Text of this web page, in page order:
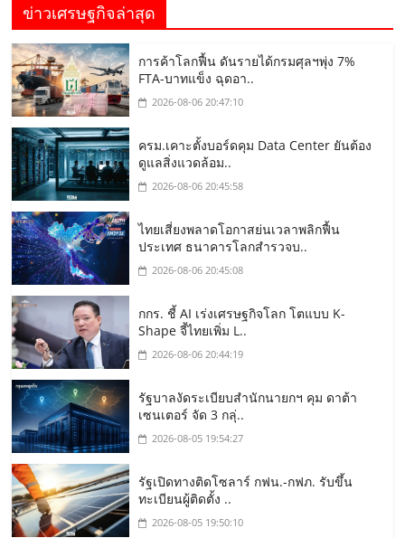
ข่าวเศรษฐกิจล่าสุด
การค้าโลกฟื้น ดันรายได้กรมศุลฯพุ่ง 7%
FTA-บาทแข็ง ฉุดอา..
2026-08-06 20:47:10
ครม.เคาะตั้งบอร์ดคุม Data Center ยันต้อง
ดูแลสิ่งแวดล้อม..
2026-08-06 20:45:58
ไทยเสี่ยงพลาดโอกาสย่นเวลาพลิกฟื้น
ประเทศ ธนาคารโลกสำรวจบ..
2026-08-06 20:45:08
กกร. ชี้ AI เร่งเศรษฐกิจโลก โตแบบ K-
Shape จี้ไทยเพิ่ม L..
2026-08-06 20:44:19
รัฐบาลงัดระเบียบสำนักนายกฯ คุม ดาต้า
เซนเตอร์ จัด 3 กลุ่..
2026-08-05 19:54:27
รัฐเปิดทางติดโซลาร์ กฟน.-กฟภ. รับขึ้น
ทะเบียนผู้ติดตั้ง ..
2026-08-05 19:50:10